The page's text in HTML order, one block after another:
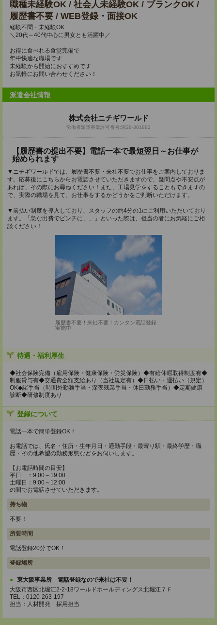
職種未経験OK / 社会人未経験OK / ブランクOK /
履歴書不要 / WEB登録・面接OK
経験不問・未経験OK
＼20代～40代中心に男女とも活躍中／
お得に食べれる食堂完備で
年中快適な職場です
未経験から開始におすすめです
お気軽にお問い合わせください！
派遣会社情報
株式会社ニチギワールド
労働者派遣事業許可番号:派28-301882
【履歴書の提出不要】電話一本で最短翌日～お仕事が
始められます
▼ニチギワールドでは、履歴書不要・来社不要でお仕事をご案内しておりま
す。応募後にこちらからお電話させていただきますので、疑問点や不安点が
あれば、その際にお尋ねください！また、工場見学をすることもできますの
で、実際の職場を見て、お仕事をするかどうかをご判断いただけます。
▼前払い制度を導入しており、スタッフの約4分の1にご利用いただいており
ます。「急な出費でピンチに、、」といった際は、担当の者にお気軽にご相
談ください！
履歴書不要！来社不要！カンタン電話登録
実施中
待遇・福利厚生
◆社会保険完備（雇用保険・健康保険・労災保険）◆有給休暇取得制度有◆
制服貸与有◆交通費全額支給あり（当社規定有）◆日払い・週払い（規定）
OK◆諸手当（時間外勤務手当・深夜残業手当・休日勤務手当）◆定期健康
診断◆研修制度あり
登録について
電話一本で簡単登録OK！
お電話では、氏名・住所・生年月日・通勤手段・最寄り駅・最終学歴・職
歴・その他希望の勤務形態などをお伺いします。
【お電話時間の目安】
平日 ：9:00～19:00
土曜日：9:00～12:00
の間でお電話させていただきます。
持ち物
不要！
所要時間
電話登録20分でOK！
登録場所
東大阪事業所 電話登録なので来社は不要！
大阪市西区北堀江2-2-18ワールドホールディングス北堀江７Ｆ
TEL：0120-263-197
担当：人材開発 採用担当